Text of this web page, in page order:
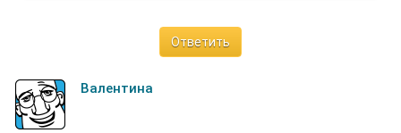
Ответить
Валентина